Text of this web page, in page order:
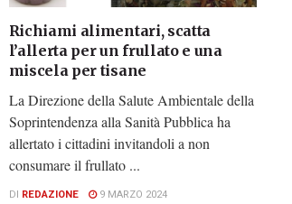
Richiami alimentari, scatta
l’allerta per un frullato e una
miscela per tisane
La Direzione della Salute Ambientale della
Soprintendenza alla Sanità Pubblica ha
allertato i cittadini invitandoli a non
consumare il frullato ...
DI REDAZIONE 9 MARZO 2024